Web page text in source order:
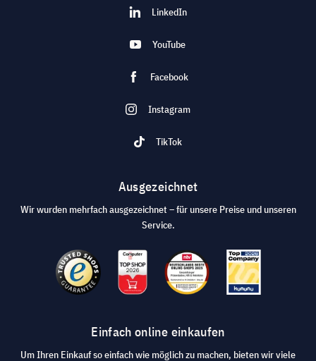
LinkedIn
YouTube
Facebook
Instagram
TikTok
Ausgezeichnet
Wir wurden mehrfach ausgezeichnet – für unsere Preise und unseren
Service.
Einfach online einkaufen
Um Ihren Einkauf so einfach wie möglich zu machen, bieten wir viele